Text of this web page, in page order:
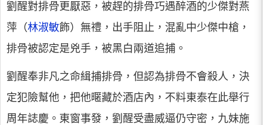
劉醒對排骨更厭惡，被趕的排骨巧遇醉酒的少傑對燕
萍（林淑敏飾）無禮，出手阻止，混亂中少傑中槍，
排骨被認定是兇手，被黑白兩道追捕。
劉醒奉非凡之命緝捕排骨，但認為排骨不會殺人，決
定犯險幫他，把他暱藏於酒店內，不料東泰在此舉行
周年誌慶。東窗事發，劉醒受盡威逼仍守密，九妹施